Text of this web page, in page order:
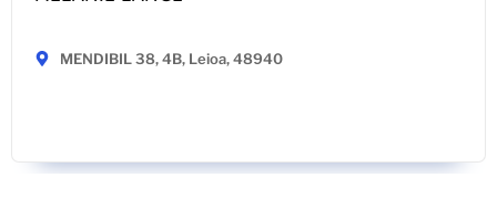
MENDIBIL 38, 4B, Leioa, 48940